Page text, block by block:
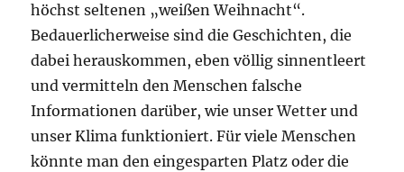
höchst seltenen „weißen Weihnacht“.
Bedauerlicherweise sind die Geschichten, die
dabei herauskommen, eben völlig sinnentleert
und vermitteln den Menschen falsche
Informationen darüber, wie unser Wetter und
unser Klima funktioniert. Für viele Menschen
könnte man den eingesparten Platz oder die